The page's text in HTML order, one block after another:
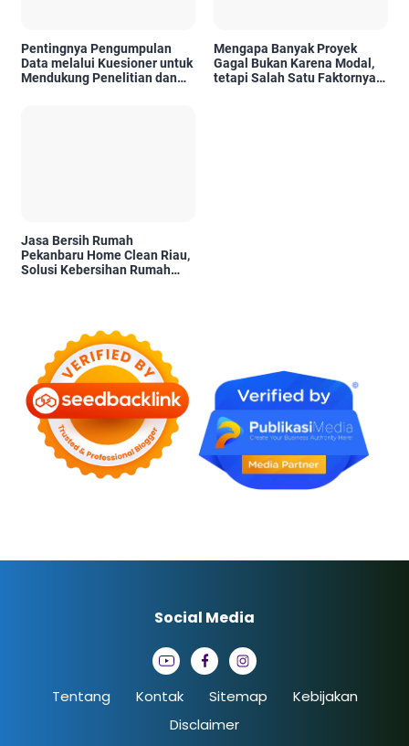
Pentingnya Pengumpulan
Data melalui Kuesioner untuk
Mendukung Penelitian dan
Mengapa Banyak Proyek
Gagal Bukan Karena Modal,
tetapi Salah Satu Faktornya
Jasa Bersih Rumah
Pekanbaru Home Clean Riau,
Solusi Kebersihan Rumah
Tentang Kontak Sitemap
Kebijakan
Disclaimer
Social Media